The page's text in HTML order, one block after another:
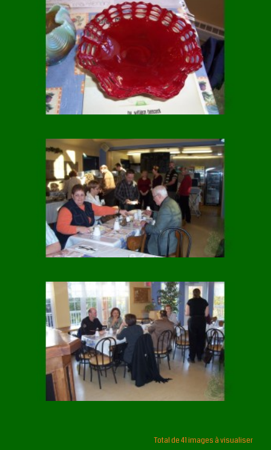
Total de 41 images à visualiser